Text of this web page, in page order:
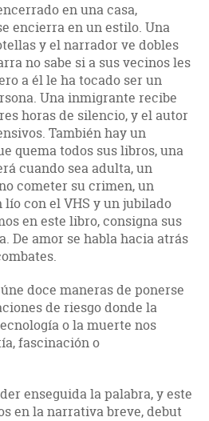
en una casa,
encierra en un estilo. Una
y el narrador ve dobles
no sabe si a sus vecinos les
a él le ha tocado ser un
Una inmigrante recibe
horas de silencio, y el autor
También hay un
quema todos sus libros, una
cuando sea adulta, un
cometer su crimen, un
lío con el VHS y un jubilado
en este libro, consigna sus
De amor se habla hacia atrás
doce maneras de ponerse
de riesgo donde la
o la muerte nos
fascinación o
enseguida la palabra, y este
en la narrativa breve, debut